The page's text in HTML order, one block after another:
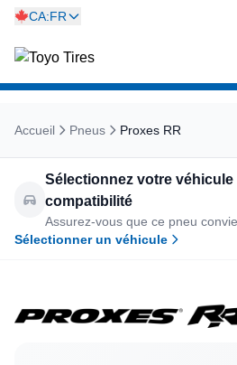
CA:FR
Accueil Pneus Proxes RR
Sélectionnez votre
compatibilité
Assurez-vous que ce pneu
Sélectionner un véhicule